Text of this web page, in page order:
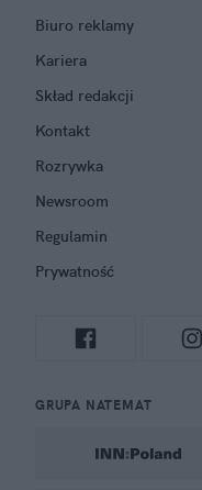
Biuro reklamy
Kariera
Skład redakcji
Kontakt
Rozrywka
Newsroom
Regulamin
Prywatność
GRUPA NATEMAT